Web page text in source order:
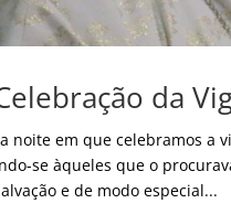
da
noite em que celebramos a
se àqueles que o
e de modo especial...